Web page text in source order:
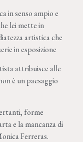
in senso ampio e
lei mette in
artistica che
in esposizione
attribuisce alle
è un paesaggio
forme
e la mancanza di
Ferreras.